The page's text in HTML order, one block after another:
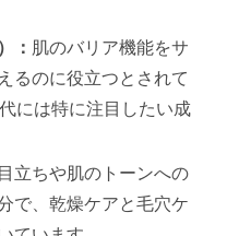
： 肌のバリア機能をサ
るのに役立つとされて
には特に注目したい成
立ちや肌のトーンへの
で、乾燥ケアと毛穴ケ